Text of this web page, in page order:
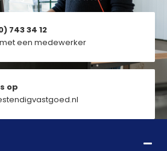
743 34 12
een medewerker
op